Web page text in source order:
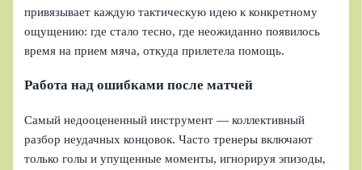
привязывает каждую тактическую идею к конкретному
ощущению: где стало тесно, где неожиданно появилось
время на прием мяча, откуда прилетела помощь.
Работа над ошибками после матчей
Самый недооцененный инструмент — коллективный
разбор неудачных концовок. Часто тренеры включают
только голы и упущенные моменты, игнорируя эпизоды,